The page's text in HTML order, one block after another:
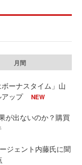
月間
ーナスタイム」山
ップ
NEW
が出ないのか？購買
ジェント内藤氏に聞